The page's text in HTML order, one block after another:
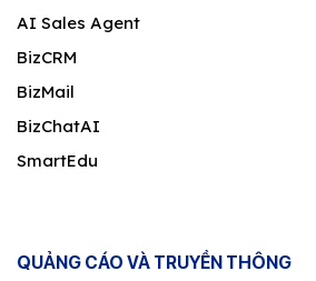
AI Sales Agent
BizCRM
BizMail
BizChatAI
SmartEdu
QUẢNG CÁO VÀ TRUYỀN THÔNG